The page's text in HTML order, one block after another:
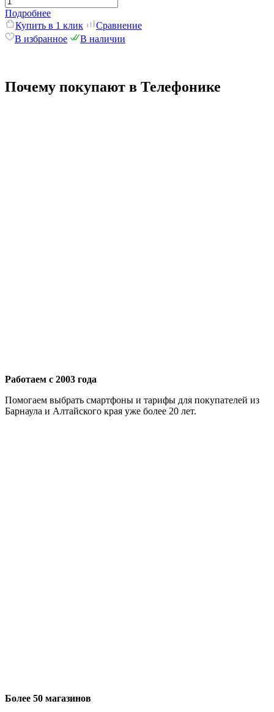
Подробнее
Купить в 1 клик
Сравнение
В избранное
В наличии
Почему покупают в Телефонике
Работаем с 2003 года
Помогаем выбрать смартфоны и тарифы для покупателей из
Барнаула и Алтайского края уже более 20 лет.
Более 50 магазинов